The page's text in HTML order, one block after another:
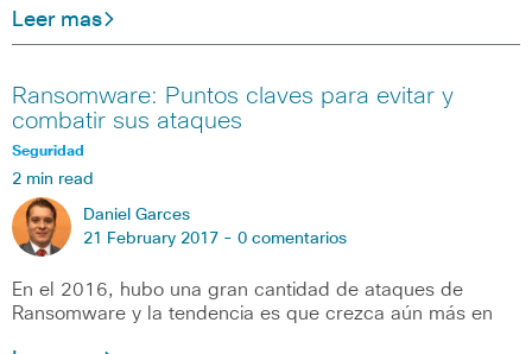
Leer mas
Ransomware: Puntos claves para evitar y
combatir sus ataques
Seguridad
2 min read
Daniel Garces
21 February 2017 - 0 comentarios
En el 2016, hubo una gran cantidad de ataques de
Ransomware y la tendencia es que crezca aún más en